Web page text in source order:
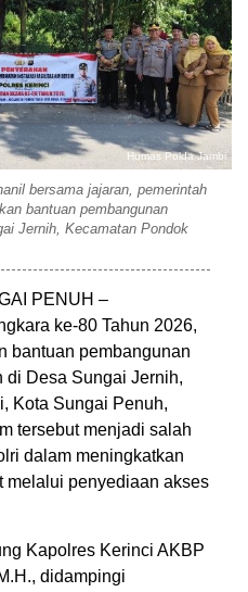
Humas Polda Jambi
bersama jajaran, pemerintah
bantuan pembangunan
Jernih, Kecamatan Pondok
PENUH –
ke-80 Tahun 2026,
bantuan pembangunan
di Desa Sungai Jernih,
Kota Sungai Penuh,
tersebut menjadi salah
dalam meningkatkan
melalui penyediaan akses
Kapolres Kerinci AKBP
didampingi